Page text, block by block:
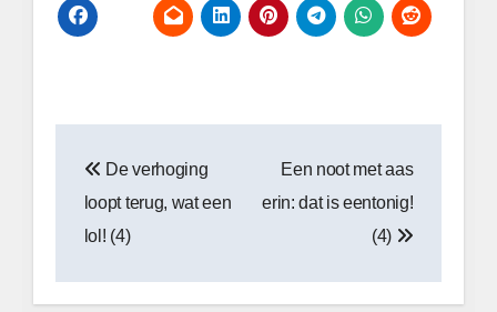
navigatie
De verhoging
loopt terug, wat een
lol! (4)
Een noot met aas
erin: dat is eentonig!
(4)